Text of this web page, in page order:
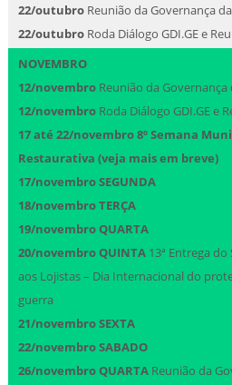
22/outubroReunião da Governança da
22/outubro Roda Diálogo GDI.GE e
NOVEMBRO
12/novembroReunião da Governança
12/novembroRoda Diálogo GDI.GE e
17 até 22/novembro 8º Semana
Restaurativa (veja mais em breve)
17/novembro SEGUNDA
18/novembro TERÇA
19/novembro QUARTA
20/novembroQUINTA13ª Entrega do
aos Lojistas – Dia Internacional do
guerra
21/novembroSEXTA
22/novembroSABADO
26/novembroQUARTAReunião da